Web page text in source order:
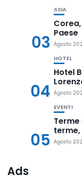
03
ASIA
Paese
Agosto
04
HOTEL
Hotel
Agosto
05
EVENTI
Agosto
Ads